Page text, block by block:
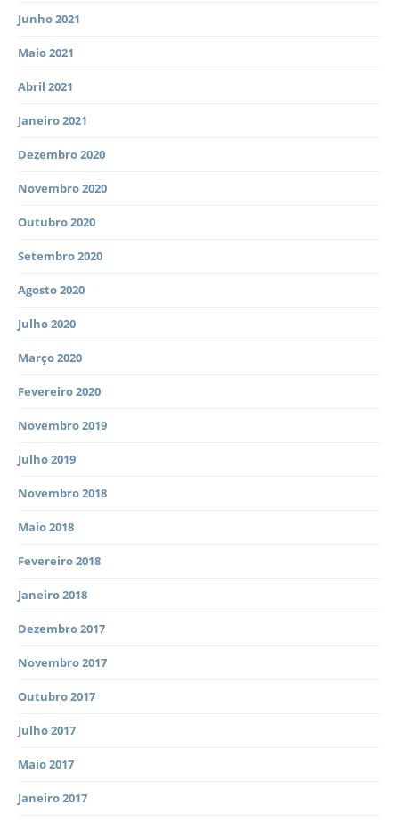
Junho 2021
Maio 2021
Abril 2021
Janeiro 2021
Dezembro 2020
Novembro 2020
Outubro 2020
Setembro 2020
Agosto 2020
Julho 2020
Março 2020
Fevereiro 2020
Novembro 2019
Julho 2019
Novembro 2018
Maio 2018
Fevereiro 2018
Janeiro 2018
Dezembro 2017
Novembro 2017
Outubro 2017
Julho 2017
Maio 2017
Janeiro 2017